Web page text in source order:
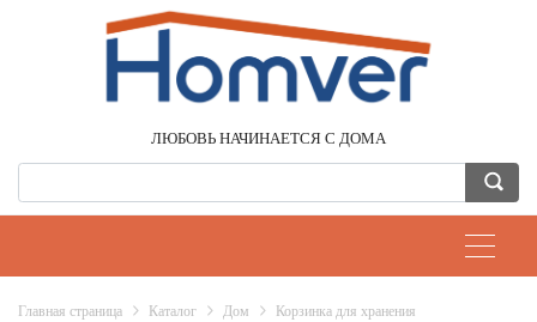
ЛЮБОВЬ НАЧИНАЕТСЯ С ДОМА
Главная страница Каталог Дом Корзинка для хранения